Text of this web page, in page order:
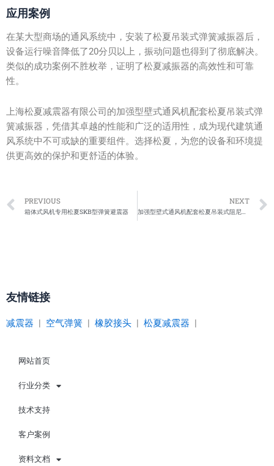
应用案例
在某大型商场的通风系统中，安装了松夏吊装式弹簧减振器后，
设备运行噪音降低了20分贝以上，振动问题也得到了彻底解决。
类似的成功案例不胜枚举，证明了松夏减振器的高效性和可靠
性。
上海松夏减震器有限公司的加强型壁式通风机配套松夏吊装式弹
簧减振器，凭借其卓越的性能和广泛的适用性，成为现代建筑通
风系统中不可或缺的重要组件。选择松夏，为您的设备和环境提
供更高效的保护和更舒适的体验。
Prev
PREVIOUS
箱体式风机专用松夏SKB型弹簧避震器
NEXT
加强型壁式通风机配套松夏吊装式阻尼弹簧减振器
友情链接
减震器 空气弹簧 橡胶接头 松夏减震器
网站首页
行业分类
技术支持
客户案例
资料文档